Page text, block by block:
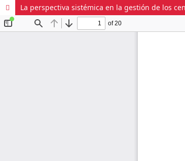
La perspectiva sistémica en la gestión de los